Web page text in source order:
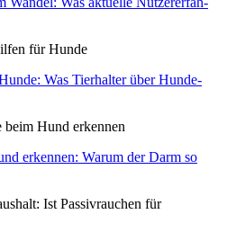
Was Tier­hal­ter über Hun­de-
erken­nen: War­um der Darm so